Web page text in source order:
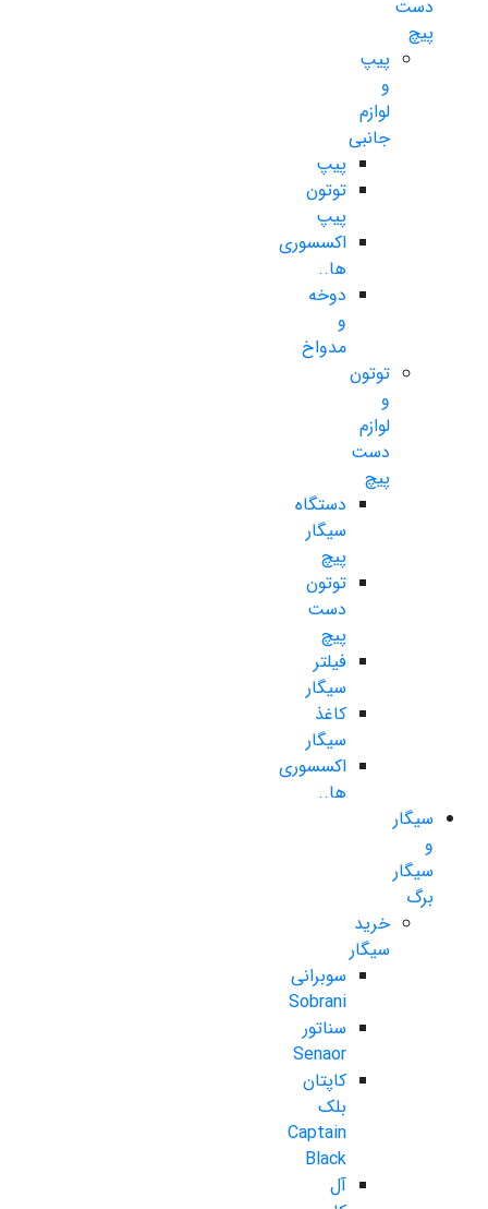
دست
پیچ
پیپ
و
لوازم
جانبی
پیپ
توتون
پیپ
اکسسوری
ها..
دوخه
و
مدواخ
توتون
و
لوازم
دست
پیچ
دستگاه
سیگار
پیچ
توتون
دست
پیچ
فیلتر
سیگار
کاغذ
سیگار
اکسسوری
ها..
سیگار
و
سیگار
برگ
خرید
سیگار
سوبرانی
Sobrani
سناتور
Senaor
کاپتان
بلک
Captain
Black
آل